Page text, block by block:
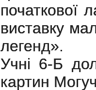
початкової
виставку
легенд».
Учні 6-Б
картин